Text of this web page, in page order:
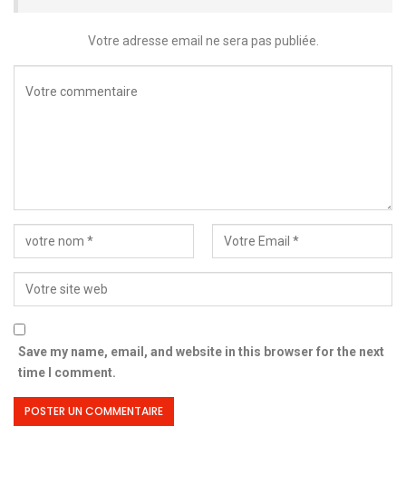
Votre adresse email ne sera pas publiée.
Save my name, email, and website in this browser for the next
time I comment.